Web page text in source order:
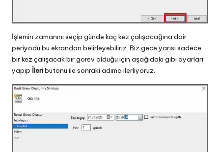
İşlemin zamanını seçip günde kaç kez çalışacağına dair
periyodu bu ekrandan belirleyebiliriz. Biz gece yarısı sadece
bir kez çalışacak bir görev olduğu için aşağıdaki gibi ayarları
yapıp İleributonu ile sonraki adıma ilerliyoruz.